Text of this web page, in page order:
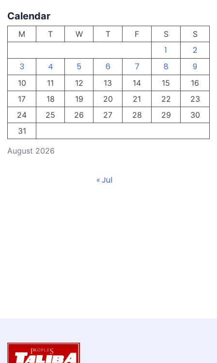
Calendar
August 2026
M T W T F S S
1
2
3
4 5 6 7 8 9
10 11 12 13 14 15
16
17
18 19 20 21 22
23
24
25 26 27 28 29
30
31
« Jul